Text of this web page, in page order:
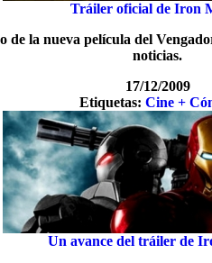
Tráiler oficial de Iron
de la nueva película del
noticias.
17/12/2009
Etiquetas: Cine +
Un avance del tráiler de